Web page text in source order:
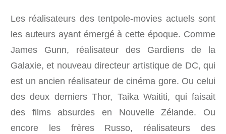
Les réalisateurs des tentpole-movies actuels sont
les auteurs ayant émergé à cette époque. Comme
James Gunn, réalisateur des Gardiens de la
Galaxie, et nouveau directeur artistique de DC, qui
est un ancien réalisateur de cinéma gore. Ou celui
des deux derniers Thor, Taika Waititi, qui faisait
des films absurdes en Nouvelle Zélande. Ou
encore les frères Russo, réalisateurs des